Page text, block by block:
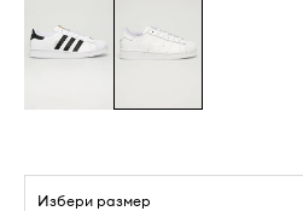
Избери размер